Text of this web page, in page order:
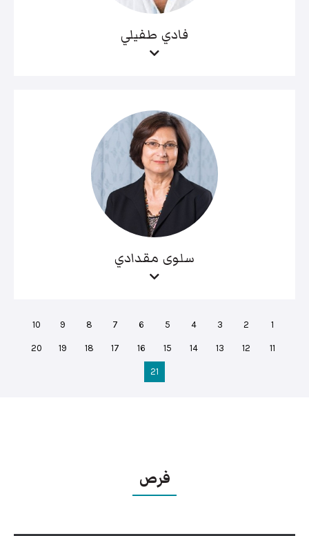
فادي طفيلي
سلوى مقدادي
1
2
3
4
5
6
7
8
9
10
11
12
13
14
15
16
17
18
19
20
21
فرص